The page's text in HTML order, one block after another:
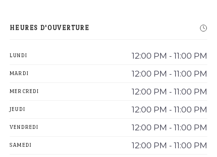
HEURES D'OUVERTURE
LUNDI 12:00 PM - 11:00 PM
MARDI 12:00 PM - 11:00 PM
MERCREDI 12:00 PM - 11:00 PM
JEUDI 12:00 PM - 11:00 PM
VENDREDI 12:00 PM - 11:00 PM
SAMEDI 12:00 PM - 11:00 PM